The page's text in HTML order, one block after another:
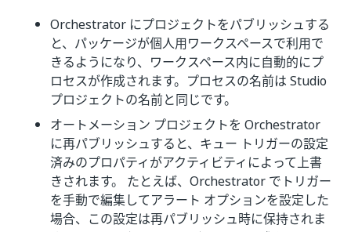
Orchestrator にプロジェクトをパブリッシュする
と、パッケージが個人用ワークスペースで利用で
きるようになり、ワークスペース内に自動的にプ
ロセスが作成されます。プロセスの名前は Studio
プロジェクトの名前と同じです。
オートメーション プロジェクトを Orchestrator
に再パブリッシュすると、キュー トリガーの設定
済みのプロパティがアクティビティによって上書
きされます。 たとえば、Orchestrator でトリガー
を手動で編集してアラート オプションを設定した
場合、この設定は再パブリッシュ時に保持されま